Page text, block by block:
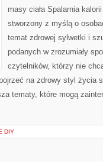
masy ciała Spalarnia
stworzony z myślą o
temat zdrowej sylwetki i
podanych w zrozumiały
czytelników, którzy nie
na zdrowy styl życia
tematy, które mogą
DIY